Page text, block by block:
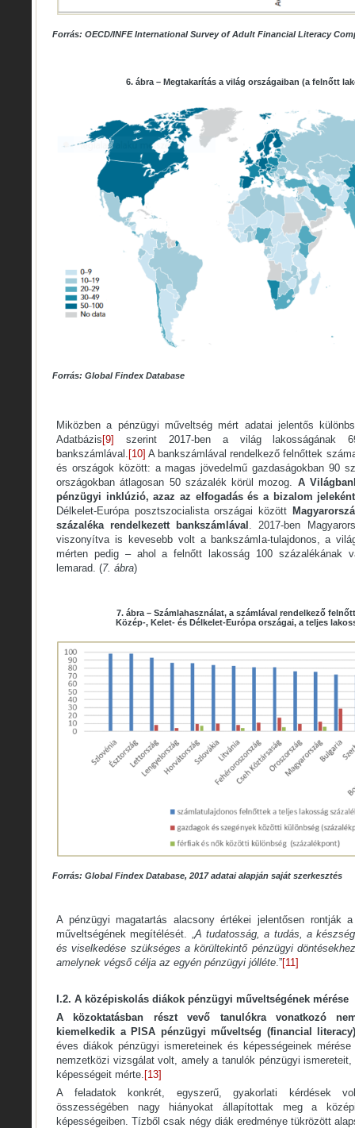
Forrás: OECD/INFEInternational Survey of Adult Financial Literacy
6. ábra – Megtakarítás a világ országaiban (a felnőtt
Forrás: Global Findex Database
Miközben a pénzügyi műveltség mért adatai jelentős
Adatbázis [9]
szerint 2017-ben a világ lakosságának
bankszámlával. [10] A bankszámlával rendelkező felnőttek
és országok között: a magas jövedelmű gazdaságokban 90
országokban átlagosan 50 százalék körül mozog. A
pénzügyi inklúzió, azaz az elfogadás és a bizalom
Délkelet-Európa posztszocialista országai között
százaléka rendelkezett bankszámlával
. 2017-ben
viszonyítva is kevesebb volt a bankszámla-tulajdonos, a
mérten pedig – ahol a felnőtt lakosság 100 százalékának
lemarad. (7. ábra)
7. ábra – Számlahasználat, a számlával rendelkező
Közép-, Kelet- és Délkelet-Európa országai, a teljes
Forrás: Global Findex Database, 2017 adatai alapján saját szerkesztés
A pénzügyi magatartás alacsony értékei jelentősen rontják
műveltségének megítélését. „ A tudatosság, a tudás, a
és viselkedése szükséges a körültekintő pénzügyi
amelynek végső célja az egyén pénzügyi jólléte .”[11]
I.2. A középiskolás diákok pénzügyi műveltségének mérése
A közoktatásban részt vevő tanulókra vonatkozó
kiemelkedik a PISA pénzügyi műveltség (financial
éves diákok pénzügyi ismereteinek és képességeinek
nemzetközi vizsgálat volt, amely a tanulók pénzügyi
képességeit mérte. [13]
A feladatok konkrét, egyszerű, gyakorlati kérdések
összességében nagy hiányokat állapítottak meg a
képességeiben. Tízből csak négy diák eredménye tükrözött